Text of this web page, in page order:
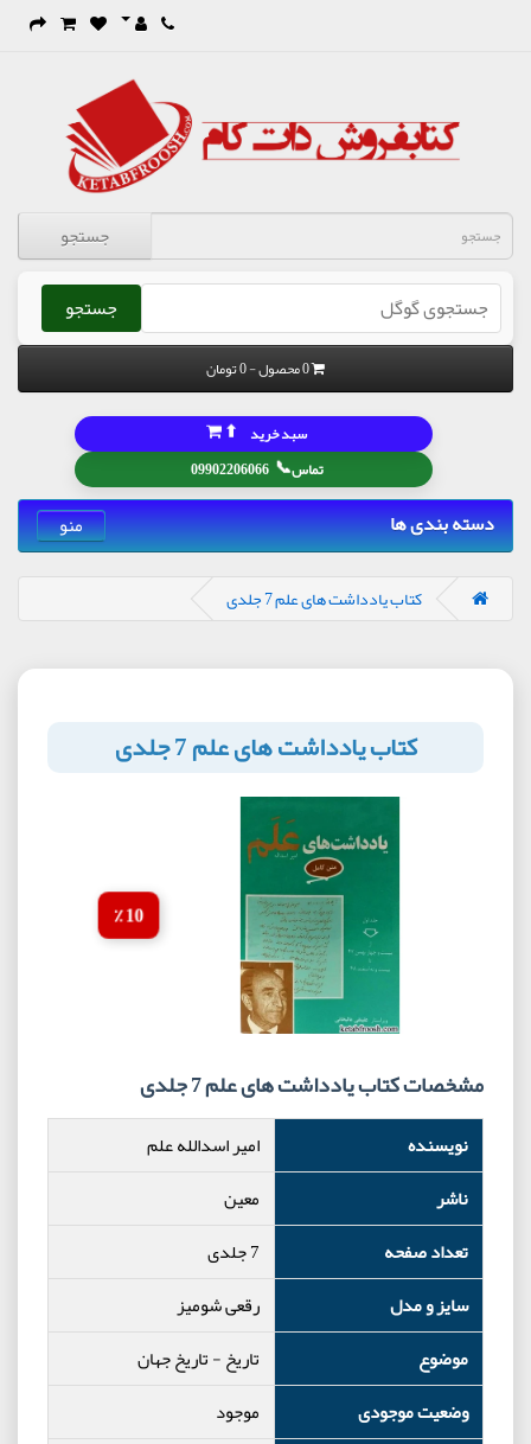
جستجو
جستجو
0 محصول - 0 تومان
تماس📞
09902206066
سبد خرید ⬆
دسته بندی ها منو
کتاب یادداشت های علم 7 جلدی
کتاب یادداشت های علم 7 جلدی
10 ٪
مشخصات کتاب یادداشت های علم 7 جلدی
نویسنده
امیر اسدالله علم
ناشر
معین
تعداد صفحه
7 جلدی
سایز و مدل
رقعی شومیز
موضوع
تاریخ-تاریخ جهان
وضعیت موجودی
موجود